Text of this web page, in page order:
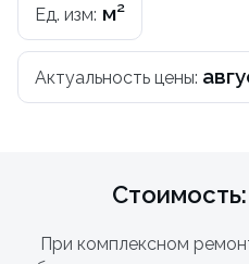
Ед. изм: м²
Актуальность цены:
При комплексном